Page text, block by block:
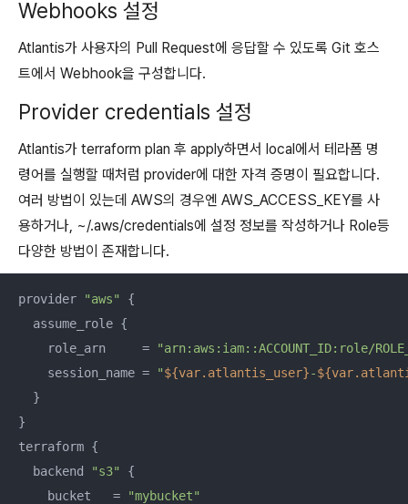
Webhooks 설정
Atlantis가 사용자의 Pull Request에 응답할 수 있도록 Git 호스
트에서 Webhook을 구성합니다.
Provider credentials 설정
Atlantis가 terraform plan 후 apply하면서 local에서 테라폼 명
령어를 실행할 때처럼 provider에 대한 자격 증명이 필요합니다.
여러 방법이 있는데 AWS의 경우엔 AWS_ACCESS_KEY를 사
용하거나, ~/.aws/credentials에 설정 정보를 작성하거나 Role등
다양한 방법이 존재합니다.
provider "aws"
{
  assume_role {
    role_arn     =
"arn:aws:iam::ACCOUNT_ID:role/
    session_name =
"${var.atlantis_user}-
  }
}
terraform {
  backend
"s3"
{
    bucket   =
"mybucket"